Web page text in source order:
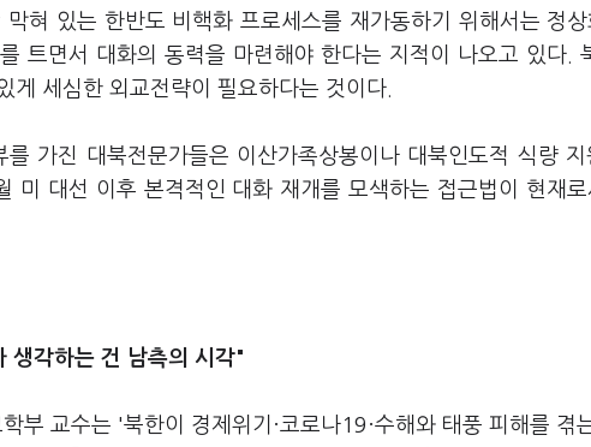
혀 있는 한반도 비핵화 프로세스를 재가동하기 위해서는 정
트면서 대화의 동력을 마련해야 한다는 지적이 나오고 있다.
게 세심한 외교전략이 필요하다는 것이다.
가진 대북전문가들은 이산가족상봉이나 대북인도적 식량 지
미 대선 이후 본격적인 대화 재개를 모색하는 접근법이 현재
생각하는 건 남측의 시각"
부 교수는 '북한이 경제위기·코로나19·수해와 태풍 피해를 겪